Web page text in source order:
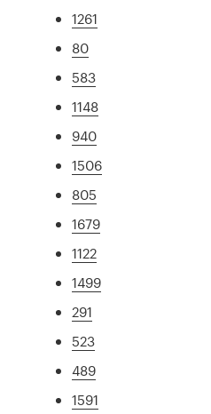
1261
80
583
1148
940
1506
805
1679
1122
1499
291
523
489
1591